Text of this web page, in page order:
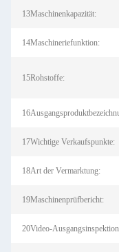
13Maschinenkapazität:
14Maschineriefunktion:
15Rohstoffe:
17Wichtige Verkaufspunkte:
18Art der Vermarktung:
19Maschinenprüfbericht:
20Video-